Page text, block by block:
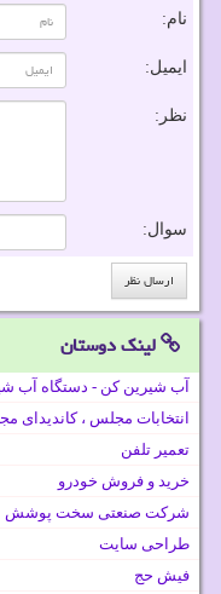
نام:
ایمیل:
نظر:
سوال:
لینک دوستان
آب شیرین کن - دستگاه آب
انتخابات مجلس ، کاندیدای
تعمیر تلفن
خرید و فروش خودرو
شرکت صنعتی سخت پوشش
طراحی سایت
فیش حج